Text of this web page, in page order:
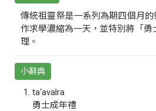
傳統祖靈祭是一系列為期四個月
作求學濃縮為一天，並特別將「勇
理。
小辭典
ta‘avalra
勇士成年禮